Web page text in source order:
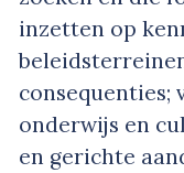
inzetten op
consequenties;
onderwijs en
en gerichte